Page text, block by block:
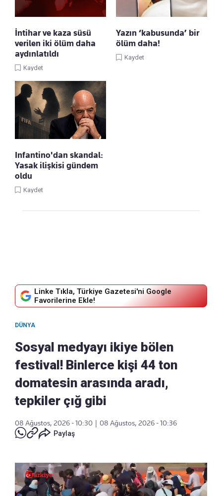
İntihar ve kaza süsü
verilen iki ölüm daha
aydınlatıldı
Kaydet
Yazın ‘kabusunda’ bir
ölüm daha!
Kaydet
Infantino'dan skandal:
Yasak ilişkisi gündem
oldu
Kaydet
Linke Tıkla, Türkiye Gazetesi'ni Google
Favorilerine Ekle!
DÜNYA
Sosyal medyayı ikiye bölen
festival! Binlerce kişi 44 ton
domatesin arasında aradı,
tepkiler çığ gibi
08 Ağustos, 2026 - 10:30
08 Ağustos, 2026 - 10:36
Paylaş